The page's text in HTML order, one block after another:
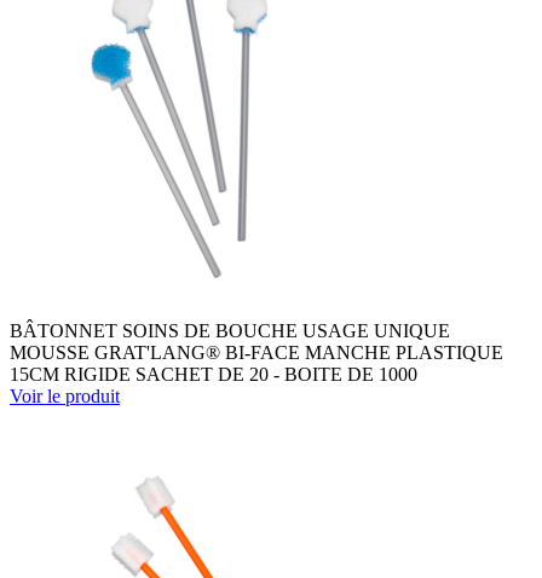
BÂTONNET SOINS DE BOUCHE USAGE UNIQUE
MOUSSE GRAT'LANG® BI-FACE MANCHE PLASTIQUE
15CM RIGIDE SACHET DE 20 - BOITE DE 1000
Voir le produit